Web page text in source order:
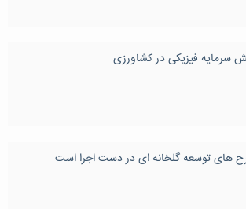
سرمایه فیزیکی در کشاورزی
های توسعه گلخانه ای در دست اجرا است